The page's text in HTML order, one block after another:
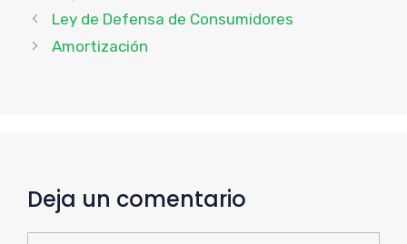
Ley de Defensa de Consumidores
Amortización
Deja un comentario